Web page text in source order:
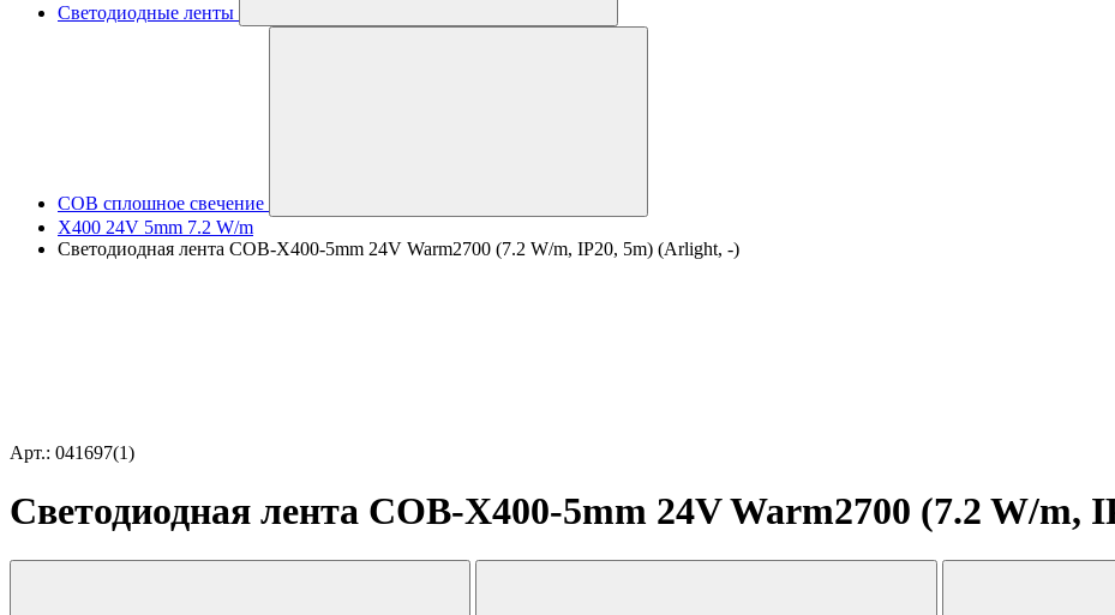
Светодиодные ленты
COB сплошное свечение
X400 24V 5mm 7.2 W/m
Светодиодная лента COB-X400-5mm 24V Warm2700 (7.2 W/m, IP20, 5m) (Arlight, -)
Арт.: 041697(1)
Светодиодная лента COB-X400-5mm 24V Warm2700 (7.2 W/m,